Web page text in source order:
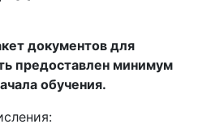
документов для
предоставлен минимум
обучения.